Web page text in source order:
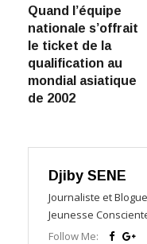
l’article
Quand l’équipe
nationale s’offrait
le ticket de la
qualification au
mondial asiatique
de 2002
Djiby SENE
Journaliste et
Jeunesse
Follow Me: